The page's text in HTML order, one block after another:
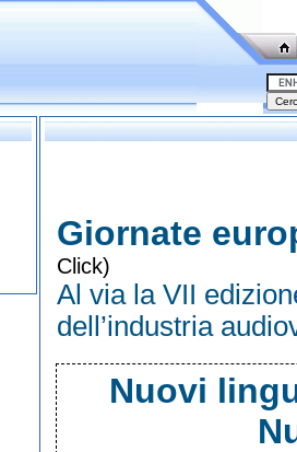
Giornate
Click)
Al via la VII
dell’industria
Nuovi